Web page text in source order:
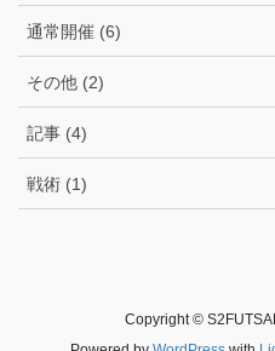
通常開催 (6)
その他 (2)
記事 (4)
戦術 (1)
Copyright ©